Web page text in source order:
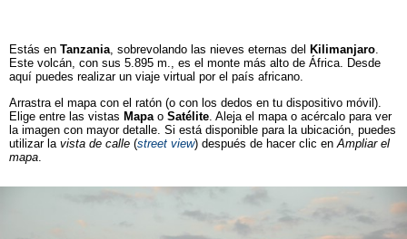
Estás en Tanzania, sobrevolando las nieves eternas del Kilimanjaro.
Este volcán, con sus 5.895 m., es el monte más alto de África. Desde
aquí puedes realizar un viaje virtual por el país africano.
Arrastra el mapa con el ratón (o con los dedos en tu dispositivo móvil).
Elige entre las vistas Mapa o Satélite . Aleja el mapa o acércalo para ver
la imagen con mayor detalle. Si está disponible para la ubicación, puedes
utilizar la vista de calle (street view) después de hacer clic en Ampliar el
mapa